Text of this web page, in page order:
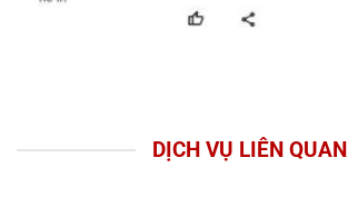
DỊCH VỤ LIÊN QUAN